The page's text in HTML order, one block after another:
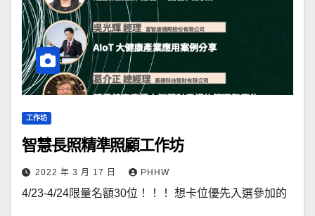
工作坊
智慧長照精準照顧工作坊
2022 年 3 月 17 日 PHHW
4/23-4/24限量名額30位！！！ 想卡位優先入選參加的